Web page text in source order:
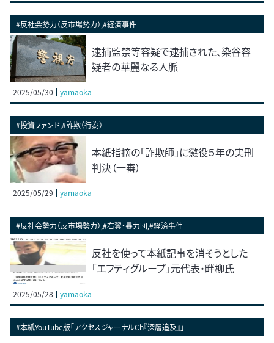
#反社会勢力（反市場勢力）,#経済事件
逮捕監禁等容疑で逮捕された、染谷容
疑者の華麗なる人脈
2025/05/30 yamaoka
#投資ファンド,#詐欺（行為）
本紙指摘の「詐欺師」に懲役５年の実刑
判決（一審）
2025/05/29 yamaoka
#反社会勢力（反市場勢力）,#右翼・暴力団,#経済事件
反社を使って本紙記事を消そうとした
「エフティグループ」元代表・畔柳氏
2025/05/28 yamaoka
#本紙YouTube版「アクセスジャーナルCh『深層追及』」